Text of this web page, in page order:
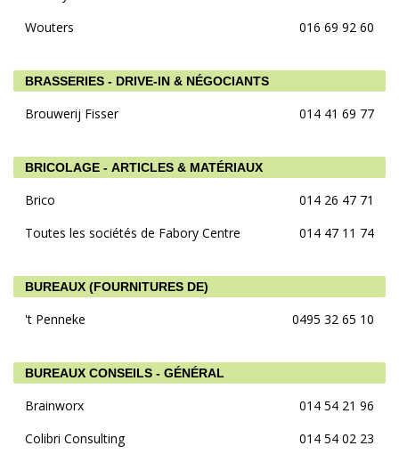
Wouters
016 69 92 60
BRASSERIES - DRIVE-IN & NÉGOCIANTS
Brouwerij Fisser 014 41 69 77
BRICOLAGE - ARTICLES & MATÉRIAUX
Brico
014 26 47 71
Toutes les sociétés de Fabory Centre
014 47 11 74
BUREAUX (FOURNITURES DE)
't Penneke 0495 32 65 10
BUREAUX CONSEILS - GÉNÉRAL
Brainworx
014 54 21 96
Colibri Consulting
014 54 02 23